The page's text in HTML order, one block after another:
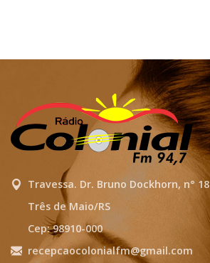
Travessa. Dr. Bruno Dockhorn, n° 18
Três de Maio/RS
Cep: 98910-000
recepcaocolonialfm@gmail.com